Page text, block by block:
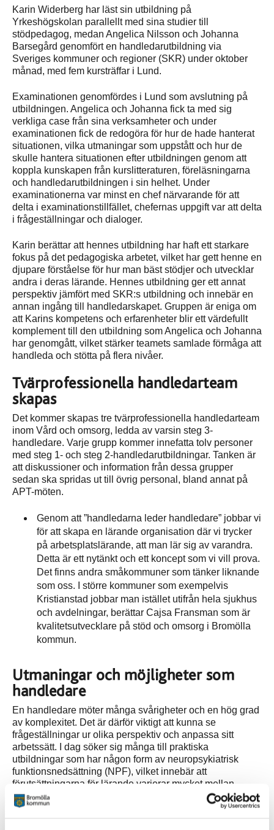
Karin Widerberg har läst sin utbildning på
Yrkeshögskolan parallellt med sina studier till
stödpedagog, medan Angelica Nilsson och Johanna
Barsegård genomfört en handledarutbildning via
Sveriges kommuner och regioner (SKR) under oktober
månad, med fem kursträffar i Lund.
Examinationen genomfördes i Lund som avslutning på
utbildningen. Angelica och Johanna fick ta med sig
verkliga case från sina verksamheter och under
examinationen fick de redogöra för hur de hade hanterat
situationen, vilka utmaningar som uppstått och hur de
skulle hantera situationen efter utbildningen genom att
koppla kunskapen från kurslitteraturen, föreläsningarna
och handledarutbildningen i sin helhet. Under
examinationerna var minst en chef närvarande för att
delta i examinationstillfället, chefernas uppgift var att delta
i frågeställningar och dialoger.
Karin berättar att hennes utbildning har haft ett starkare
fokus på det pedagogiska arbetet, vilket har gett henne en
djupare förståelse för hur man bäst stödjer och utvecklar
andra i deras lärande. Hennes utbildning ger ett annat
perspektiv jämfört med SKR:s utbildning och innebär en
annan ingång till handledarskapet. Gruppen är eniga om
att Karins kompetens och erfarenheter blir ett värdefullt
komplement till den utbildning som Angelica och Johanna
har genomgått, vilket stärker teamets samlade förmåga att
handleda och stötta på flera nivåer.
Tvärprofessionella handledarteam
skapas
Det kommer skapas tre tvärprofessionella handledarteam
inom Vård och omsorg, ledda av varsin steg 3-
handledare. Varje grupp kommer innefatta tolv personer
med steg 1- och steg 2-handledarutbildningar. Tanken är
att diskussioner och information från dessa grupper
sedan ska spridas ut till övrig personal, bland annat på
APT-möten.
Genom att ”handledarna leder handledare” jobbar vi
för att skapa en lärande organisation där vi trycker
på arbetsplatslärande, att man lär sig av varandra.
Detta är ett nytänkt och ett koncept som vi vill prova.
Det finns andra småkommuner som tänker liknande
som oss. I större kommuner som exempelvis
Kristianstad jobbar man istället utifrån hela sjukhus
och avdelningar, berättar Cajsa Fransman som är
kvalitetsutvecklare på stöd och omsorg i Bromölla
kommun.
Utmaningar och möjligheter som
handledare
En handledare möter många svårigheter och en hög grad
av komplexitet. Det är därför viktigt att kunna se
frågeställningar ur olika perspektiv och anpassa sitt
arbetssätt. I dag söker sig många till praktiska
utbildningar som har någon form av neuropsykiatrisk
funktionsnedsättning (NPF), vilket innebär att
förutsättningarna för lärande varierar mycket mellan
individer. Praktiskt lärande kan kräva olika metoder och
strategier för att alla ska få möjlighet att lyckas. Som